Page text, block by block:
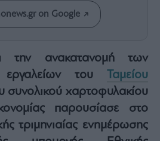
on Google
την ανακατανομή των
εργαλείων του Ταμείου
συνολικού χαρτοφυλακίου
παρουσίασε στο
τριμηνιαίας ενημέρωσης